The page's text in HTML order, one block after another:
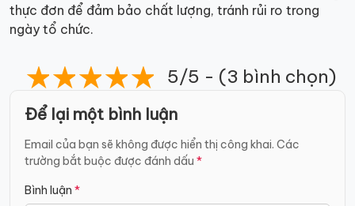
thực đơn để đảm bảo chất lượng, tránh rủi ro trong
ngày tổ chức.
5/5 - (3 bình chọn)
Để lại một bình luận
Email của bạn sẽ không được hiển thị công khai. Các
trường bắt buộc được đánh dấu *
Bình luận *